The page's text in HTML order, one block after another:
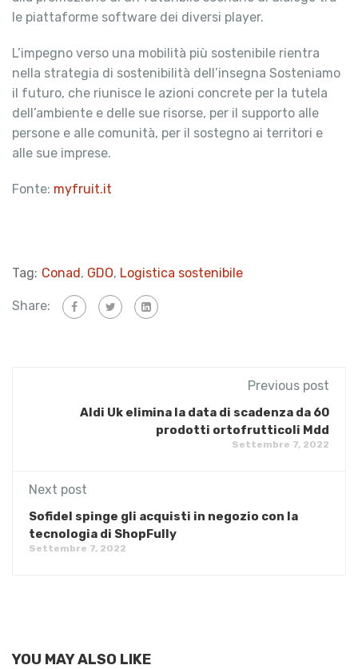
le piattaforme software dei diversi player.
L’impegno verso una mobilità più sostenibile rientra
nella strategia di sostenibilità dell’insegna Sosteniamo
il futuro, che riunisce le azioni concrete per la tutela
dell’ambiente e delle sue risorse, per il supporto alle
persone e alle comunità, per il sostegno ai territori e
alle sue imprese.
Fonte: myfruit.it
Tag: Conad, GDO, Logistica sostenibile
Share:
Previous post
Aldi Uk elimina la data di scadenza da 60
prodotti ortofrutticoli Mdd
Settembre 7, 2022
Next post
Sofidel spinge gli acquisti in negozio con la
tecnologia di ShopFully
Settembre 7, 2022
YOU MAY ALSO LIKE